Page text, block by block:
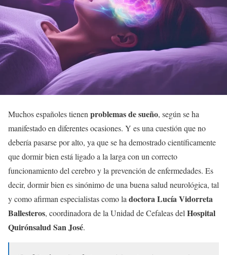
Muchos españoles tienen problemas de sueño, según se ha
manifestado en diferentes ocasiones. Y es una cuestión que no
debería pasarse por alto, ya que se ha demostrado científicamente
que dormir bien está ligado a la larga con un correcto
funcionamiento del cerebro y la prevención de enfermedades. Es
decir, dormir bien es sinónimo de una buena salud neurológica, tal
y como afirman especialistas como la doctora Lucía Vidorreta
Ballesteros, coordinadora de la Unidad de Cefaleas del Hospital
Quirónsalud San José.